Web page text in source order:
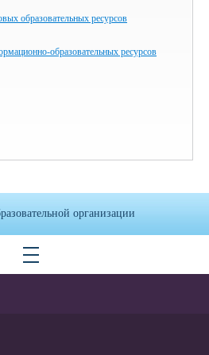
образовательных ресурсов
образовательных ресурсов
организации